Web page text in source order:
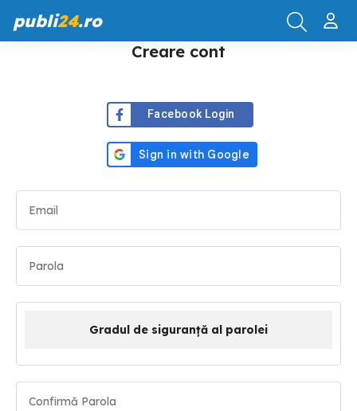
publi24.ro
Creare cont
Facebook Login
Gradul de siguranță al parolei